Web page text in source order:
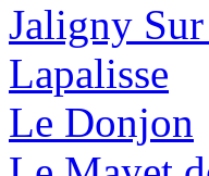
Jaligny
Lapalisse
Le Donjon